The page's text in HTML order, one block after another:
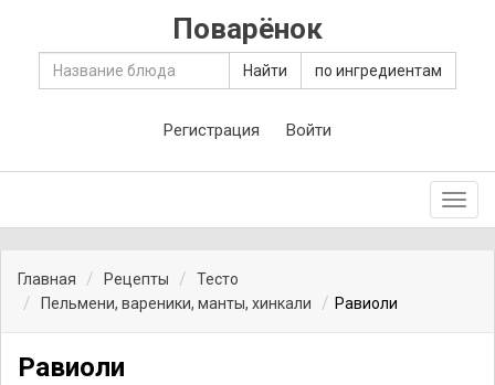
Поварёнок
Найти по ингредиентам
Регистрация Войти
Главная Рецепты
Тесто
Пельмени, вареники, манты, хинкали
Равиоли
Равиоли